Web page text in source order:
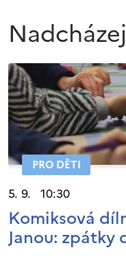
PRO DĚTI
5. 9. 10:30
Komiksová
Janou: zpátky